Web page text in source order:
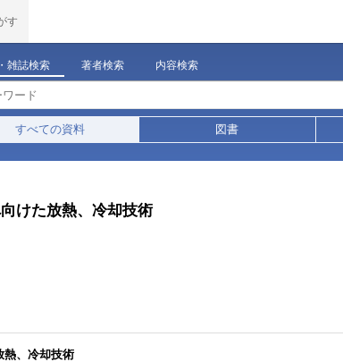
す
雑誌検索 著者検索 内容検索
すべての資料 図書
けた放熱、冷却技術
熱、冷却技術